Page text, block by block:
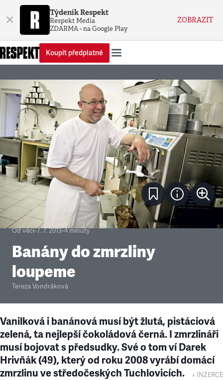
× Týdeník Respekt
Respekt Media
ZDARMA - na Google Play
ZOBRAZIT
Koupit předplatné
Od věci•7. 7. 2013•4minuty
Banány do zmrzliny
loupeme
Tereza Vondráková
Vanilková i banánová musí být žlutá, pistáciová
zelená, ta nejlepší čokoládová černá. I zmrzlináři
musí bojovat s předsudky. Své o tom ví Darek
Hrivňák (49), který od roku 2008 vyrábí domácí
zmrzlinu ve středočeských Tuchlovicích.
↓ INZERCE